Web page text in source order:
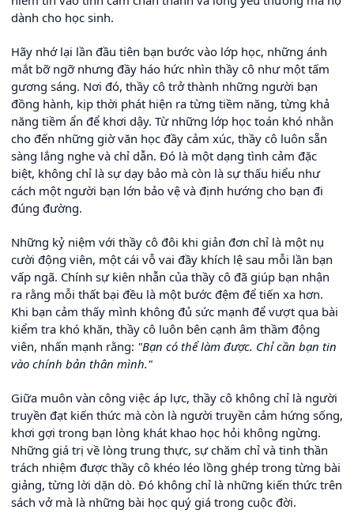
dành cho học sinh.
Hãy nhớ lại lần đầu tiên bạn bước vào lớp học, những ánh
mắt bỡ ngỡ nhưng đầy háo hức nhìn thầy cô như một tấm
gương sáng. Nơi đó, thầy cô trở thành những người bạn
đồng hành, kịp thời phát hiện ra từng tiềm năng, từng khả
năng tiềm ẩn để khơi dậy. Từ những lớp học toán khó nhằn
cho đến những giờ văn học đầy cảm xúc, thầy cô luôn sẵn
sàng lắng nghe và chỉ dẫn. Đó là một dạng tình cảm đặc
biệt, không chỉ là sự dạy bảo mà còn là sự thấu hiểu như
cách một người bạn lớn bảo vệ và định hướng cho bạn đi
đúng đường.
Những kỷ niệm với thầy cô đôi khi giản đơn chỉ là một nụ
cười động viên, một cái vỗ vai đầy khích lệ sau mỗi lần bạn
vấp ngã. Chính sự kiên nhẫn của thầy cô đã giúp bạn nhận
ra rằng mỗi thất bại đều là một bước đệm để tiến xa hơn.
Khi bạn cảm thấy mình không đủ sức mạnh để vượt qua bài
kiểm tra khó khăn, thầy cô luôn bên cạnh âm thầm động
viên, nhấn mạnh rằng: "Bạn có thể làm được. Chỉ cần bạn tin
vào chính bản thân mình."
Giữa muôn vàn công việc áp lực, thầy cô không chỉ là người
truyền đạt kiến thức mà còn là người truyền cảm hứng sống,
khơi gợi trong bạn lòng khát khao học hỏi không ngừng.
Những giá trị về lòng trung thực, sự chăm chỉ và tinh thần
trách nhiệm được thầy cô khéo léo lồng ghép trong từng bài
giảng, từng lời dặn dò. Đó không chỉ là những kiến thức trên
sách vở mà là những bài học quý giá trong cuộc đời.